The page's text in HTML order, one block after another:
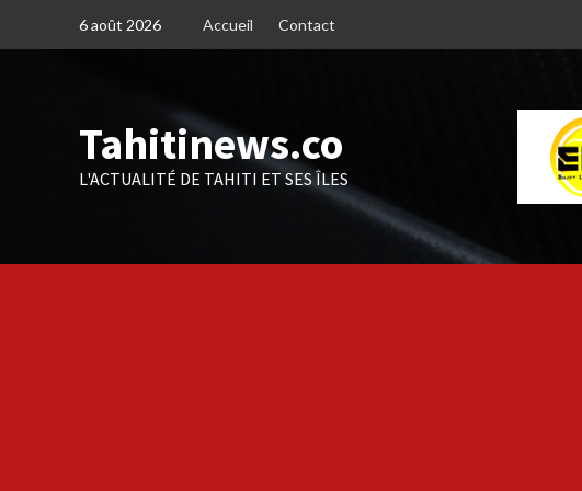
6 août 2026 Accueil Contact
Tahitinews.co
L'ACTUALITÉ DE TAHITI ET SES ÎLES